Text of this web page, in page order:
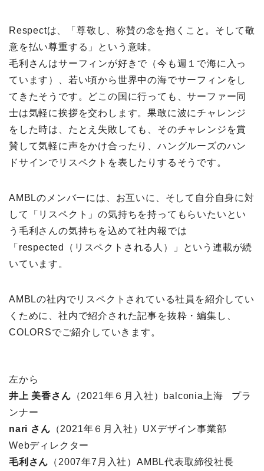
Respectは、「尊敬し、称賛の念を抱くこと。そして敬
意を払い尊重する」という意味。
毛利さんはサーフィンが好きで（今も週１で海に入っ
ています）、若い頃から世界中の海でサーフィンをし
てきたそうです。どこの国に行っても、サーファー同
士は気軽に挨拶を交わします。果敢に波にチャレンジ
をした時は、たとえ失敗しても、そのチャレンジを賞
賛して気軽に声をかけ合ったり、ハングルーズのハン
ドサインでリスペクトを表したりするそうです。
AMBLのメンバーには、お互いに、そして自分自身に対
して「リスペクト」の気持ちを持ってもらいたいとい
う毛利さんの気持ちを込めて社内報では
「respected（リスペクトされる人）」という連載が続
いています。
AMBLの社内でリスペクトされている社員を紹介してい
くために、社内で紹介された記事を抜粋・編集し、
COLORSでご紹介していきます。
左から
井上 美香さん （2021年６月入社）balconia上海 プラ
ンナー
nari さん （2021年６月入社）UXデザイン事業部
Webディレクター
毛利さん （2007年7月入社）AMBL代表取締役社長